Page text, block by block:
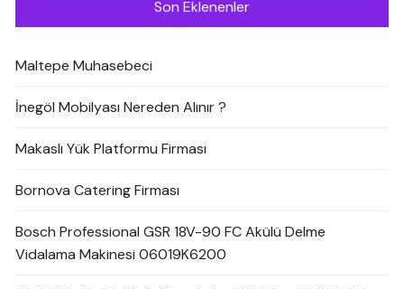
Son Eklenenler
Maltepe Muhasebeci
İnegöl Mobilyası Nereden Alınır ?
Makaslı Yük Platformu Firması
Bornova Catering Firması
Bosch Professional GSR 18V-90 FC Akülü Delme
Vidalama Makinesi 06019K6200